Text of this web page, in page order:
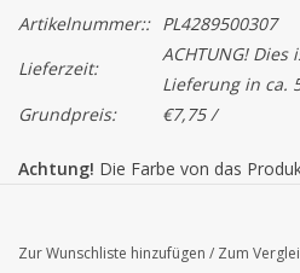
Artikelnummer:: PL4289500307
Lieferzeit:
ACHTUNG!
Lieferung in ca.
Grundpreis:
€7,75 /
Achtung! Die Farbe von das
Zur Wunschliste hinzufügen / Zum